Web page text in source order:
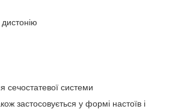
дистонію
сечостатевої системи
застосовується у формі настоїв і